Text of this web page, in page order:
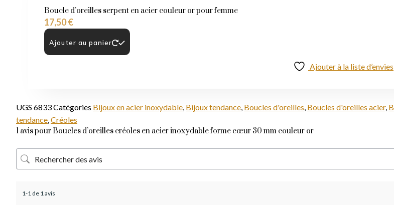
Boucle d’oreilles serpent en acier couleur or pour femme
17,50€
Ajouter au panier
Ajouter à la liste d’envies
UGS 6833Catégories Bijoux en acier inoxydable, Bijoux tendance, Boucles d'oreilles, Boucles d'oreilles acier,
tendance,Créoles
1 avis pourBoucles d’oreilles créoles en acier inoxydable forme cœur 30 mm couleur or
1-1 de 1 avis